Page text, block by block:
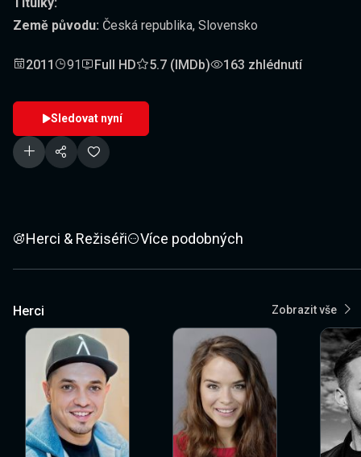
Země původu: Česká republika, Slovensko
2011 91 Full HD 5.7 (IMDb) 163 zhlédnutí
Sledovat nyní
Herci & Režiséři Více podobných
Herci Zobrazit vše